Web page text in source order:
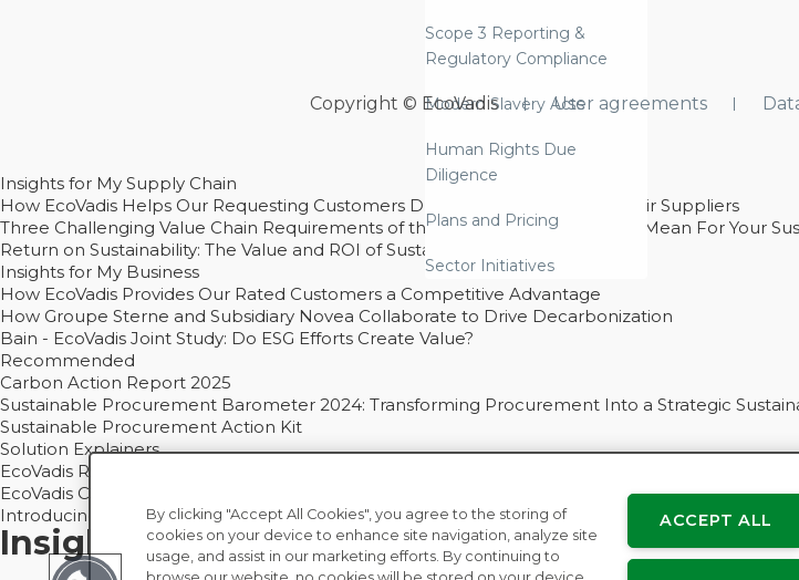
Scope 3 Reporting &
Regulatory Compliance
Modern Slavery Acts
Human Rights Due
Diligence
Plans and Pricing
Sector Initiatives
Copyright © EcoVadis User agreements
Insights for My Supply Chain
How EcoVadis Helps Our Requesting Customers Drive Sustainability With Their Suppliers
Three Challenging Value Chain Requirements of the CSRD – And What They Mean For Your
Return on Sustainability: The Value and ROI of Sustainable Procurement
Insights for My Business
How EcoVadis Provides Our Rated Customers a Competitive Advantage
How Groupe Sterne and Subsidiary Novea Collaborate to Drive Decarbonization
Bain - EcoVadis Joint Study: Do ESG Efforts Create Value?
Recommended
Carbon Action Report 2025
Sustainable Procurement Barometer 2024: Transforming Procurement Into a Strategic
Sustainable Procurement Action Kit
Solution Explainers
EcoVadis Ratings Solution Overview
EcoVadis CSR Methodology Overview and Principles
Introducing the EcoVadis Academy
Insights for My Supply Chain
By clicking "Accept All Cookies", you agree to the storing of
cookies on your device to enhance site navigation, analyze site
usage, and assist in our marketing efforts. By continuing to
ACCEPT ALL